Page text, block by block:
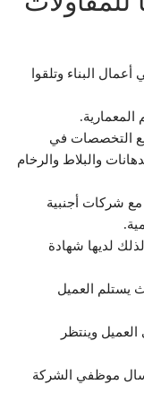
البناء وتلقوا
التخصصات في
والبلاط والرخام
شركات أجنبية
لديها شهادة
يستلم العميل
وينتظر
موظفي الشركة